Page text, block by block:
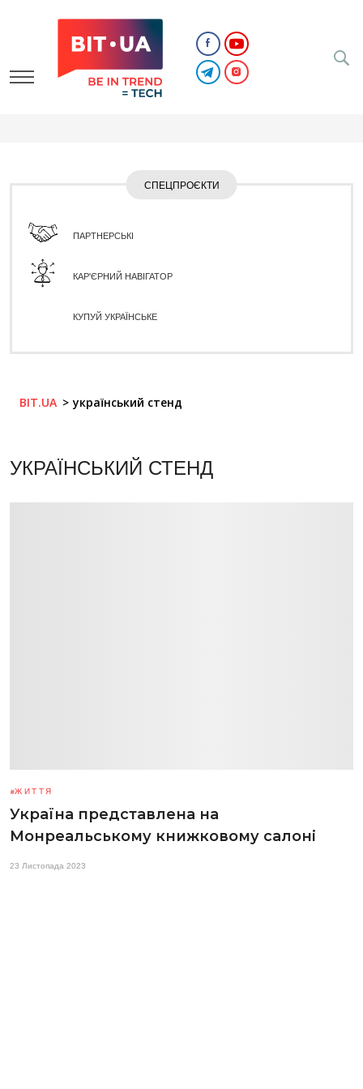
СПЕЦПРОЄКТИ
ПАРТНЕРСЬКІ
КАР'ЄРНИЙ НАВІГАТОР
КУПУЙ УКРАЇНСЬКЕ
BIT.UA український стенд
УКРАЇНСЬКИЙ СТЕНД
ЖИТТЯ
Україна представлена на
Монреальському книжковому салоні
23 Листопада 2023